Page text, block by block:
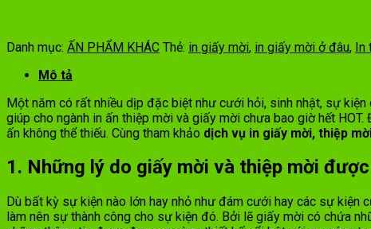
Danh mục: ẤN PHẨM KHÁC Thẻ: in giấy mời, in giấy mời ở đâu, In
Mô tả
Một năm có rất nhiều dịp đặc biệt như cưới hỏi, sinh nhật, sự
giúp cho ngành in ấn thiệp mời và giấy mời chưa bao giờ hết
ấn không thể thiếu. Cùng tham khảo dịch vụ in giấy mời, thiệp
1. Những lý do giấy mời và thiệp mời
Dù bất kỳ sự kiện nào lớn hay nhỏ như đám cưới hay các sự
làm nên sự thành công cho sự kiện đó. Bởi lẽ giấy mời có chứa